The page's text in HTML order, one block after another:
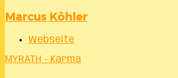
Marcus Köhler
Webseite
MYRATH - Karma